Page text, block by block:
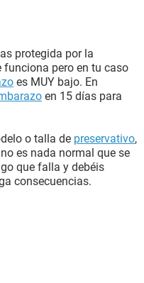
protegida por la
pero en tu caso
es MUY bajo. En
en 15 días para
o talla de preservativo,
es nada normal que se
que falla y debéis
consecuencias.